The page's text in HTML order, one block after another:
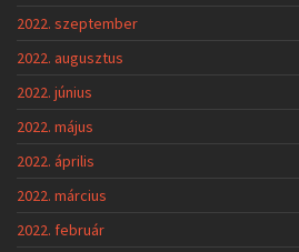
2022. szeptember
2022. augusztus
2022. június
2022. május
2022. április
2022. március
2022. február